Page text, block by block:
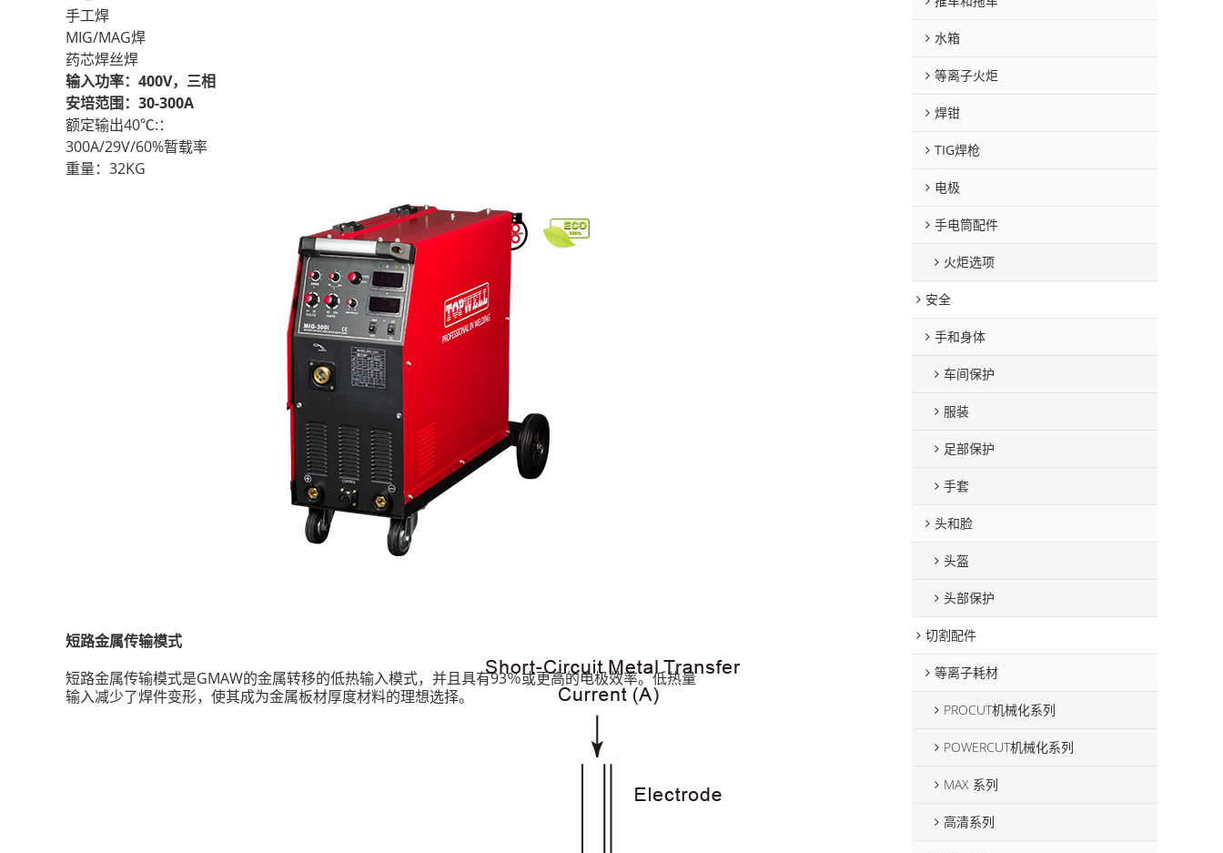
手工焊
MIG/MAG焊
药芯焊丝焊
输入功率：400V，三相
安培范围：30-300A
额定输出40℃:：
300A/29V/60%暂载率
重量：32KG
短路金属传输模式
短路金属传输模式是GMAW的金属转移的低热输入模式，并且具有93％或更高的电极效率。低热量
输入减少了焊件变形，使其成为金属板材厚度材料的理想选择。
水箱
等离子火炬
焊钳
TIG焊枪
电极
手电筒配件
火炬选项
安全
手和身体
车间保护
服装
足部保护
手套
头和脸
头盔
头部保护
切割配件
等离子耗材
PROCUT机械化系列
POWERCUT机械化系列
MAX 系列
高清系列